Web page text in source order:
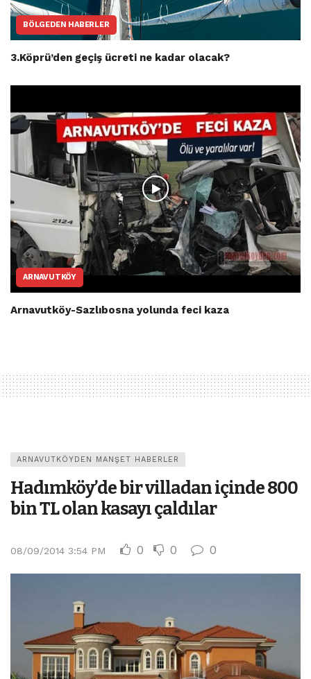
BÖLGEDEN HABERLER
3.Köprü’den geçiş ücreti ne kadar olacak?
ARNAVUTKÖY
Arnavutköy-Sazlıbosna yolunda feci kaza
ARNAVUTKÖYDEN MANŞET HABERLER
Hadımköy’de bir villadan içinde 800
bin TL olan kasayı çaldılar
08/09/2014 3:54 PM 0 0 0